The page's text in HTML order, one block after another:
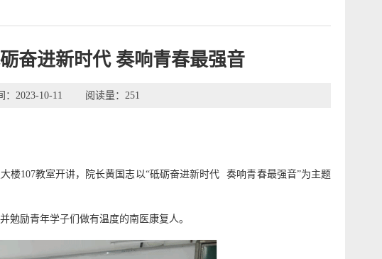
奋进新时代 奏响青春最强音
2023-10-11 阅读量： 251
楼107教室开讲，院长黄国志以“砥砺奋进新时代 奏响青春最强音”为主题
勉励青年学子们做有温度的南医康复人。